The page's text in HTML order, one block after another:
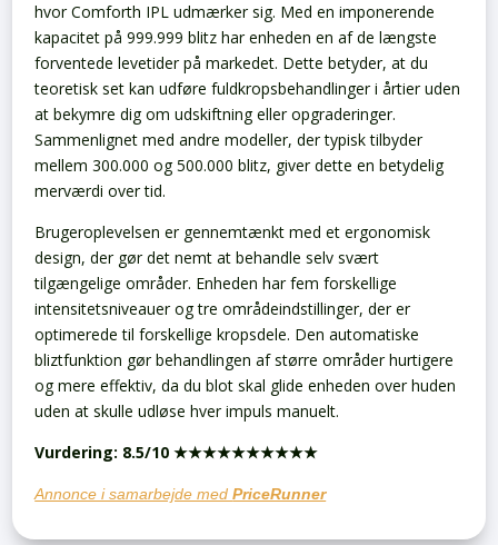
hvor Comforth IPL udmærker sig. Med en imponerende
kapacitet på 999.999 blitz har enheden en af de længste
forventede levetider på markedet. Dette betyder, at du
teoretisk set kan udføre fuldkropsbehandlinger i årtier uden
at bekymre dig om udskiftning eller opgraderinger.
Sammenlignet med andre modeller, der typisk tilbyder
mellem 300.000 og 500.000 blitz, giver dette en betydelig
merværdi over tid.
Brugeroplevelsen er gennemtænkt med et ergonomisk
design, der gør det nemt at behandle selv svært
tilgængelige områder. Enheden har fem forskellige
intensitetsniveauer og tre områdeindstillinger, der er
optimerede til forskellige kropsdele. Den automatiske
bliztfunktion gør behandlingen af større områder hurtigere
og mere effektiv, da du blot skal glide enheden over huden
uden at skulle udløse hver impuls manuelt.
Vurdering: 8.5/10 ★★★★★★★★★★
Annonce i samarbejde medPriceRunner